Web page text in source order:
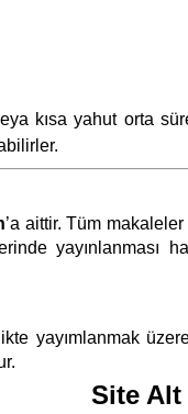
kısa yahut orta
’a aittir. Tüm
yayınlanması
yayımlanmak
Site